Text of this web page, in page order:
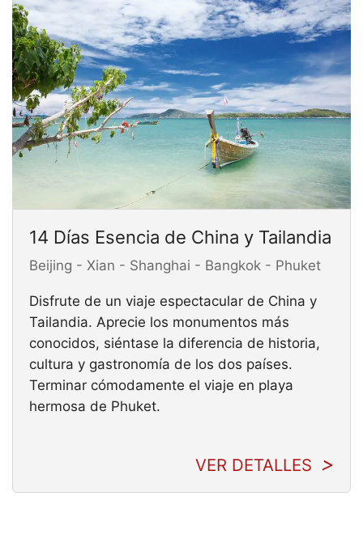
14 Días Esencia de China y Tailandia
Beijing - Xian - Shanghai - Bangkok - Phuket
Disfrute de un viaje espectacular de China y
Tailandia. Aprecie los monumentos más
conocidos, siéntase la diferencia de historia,
cultura y gastronomía de los dos países.
Terminar cómodamente el viaje en playa
hermosa de Phuket.
VER DETALLES